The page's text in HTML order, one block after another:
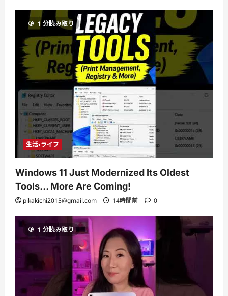
1 分読み取り
生活・ライフ
Windows 11 Just Modernized Its Oldest
Tools… More Are Coming!
pikakichi2015@gmail.com 14時間前 0
1 分読み取り